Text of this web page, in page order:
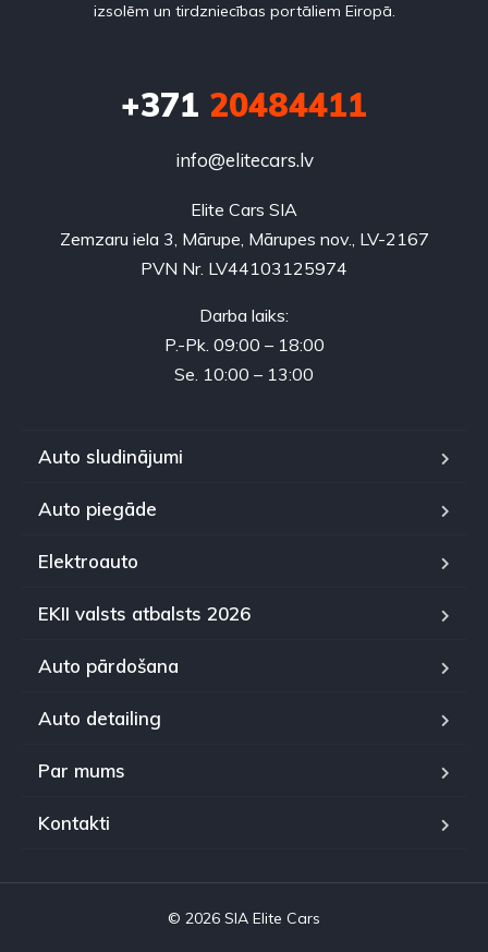
izsolēm un tirdzniecības portāliem Eiropā.
+371 20484411
info@elitecars.lv
Elite Cars SIA
Zemzaru iela 3, Mārupe, Mārupes nov., LV-2167
PVN Nr. LV44103125974
Darba laiks:
P.-Pk. 09:00 – 18:00
Se. 10:00 – 13:00
Auto sludinājumi
Auto piegāde
Elektroauto
EKII valsts atbalsts 2026
Auto pārdošana
Auto detailing
Par mums
Kontakti
© 2026 SIA Elite Cars